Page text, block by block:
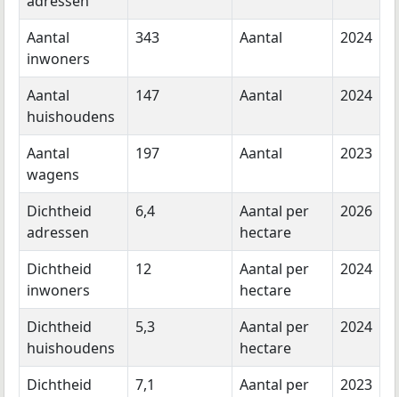
Aantal
inwoners
343 Aantal 2024
Aantal
huishoudens
147 Aantal 2024
Aantal
wagens
197 Aantal 2023
Dichtheid
adressen
6,4
Aantal per
hectare
2026
Dichtheid
inwoners
12
Aantal per
hectare
2024
Dichtheid
huishoudens
5,3
Aantal per
hectare
2024
Dichtheid
7,1
Aantal per
2023